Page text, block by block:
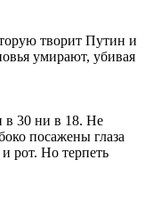
творит Путин и
умирают, убивая
в 30 ни в 18. Не
посажены глаза
рот. Но терпеть